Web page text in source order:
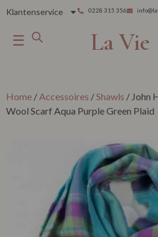
Klantenservice 0228 315 356
☰ La Vie
Home / Accessoires /Shawls / John
Wool Scarf Aqua Purple Green Plaid